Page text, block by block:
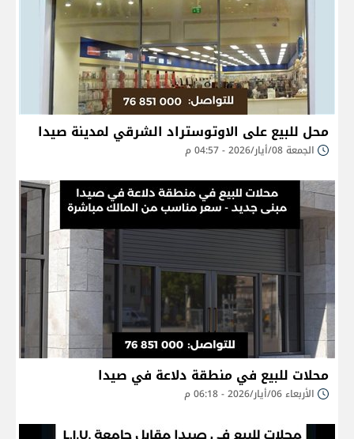
محل للبيع على الاوتوستراد الشرقي لمدينة صيدا
الجمعة 08/أيار/2026 - 04:57 م
محلات للبيع في منطقة دلاعة في صيدا
الأربعاء 06/أيار/2026 - 06:18 م